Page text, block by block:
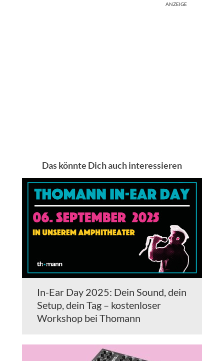
ANZEIGE
Das könnte Dich auch interessieren
In-Ear Day 2025: Dein Sound, dein
Setup, dein Tag – kostenloser
Workshop bei Thomann